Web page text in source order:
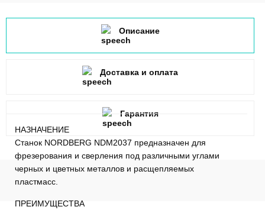
Описание
НАЗНАЧЕНИЕ
Станок NORDBERG NDM2037 предназначен для
фрезерования и сверления под различными углами
черных и цветных металлов и расщепляемых
пластмасс.
ПРЕИМУЩЕСТВА
Доставка и оплата
Гарантия